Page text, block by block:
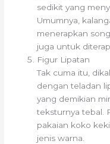
sedikit yang
Umumnya,
menerapkan
juga untuk
Figur Lipatan
Tak cuma itu,
dengan teladan
yang demikian
teksturnya tebal.
pakaian koko
jenis warna.